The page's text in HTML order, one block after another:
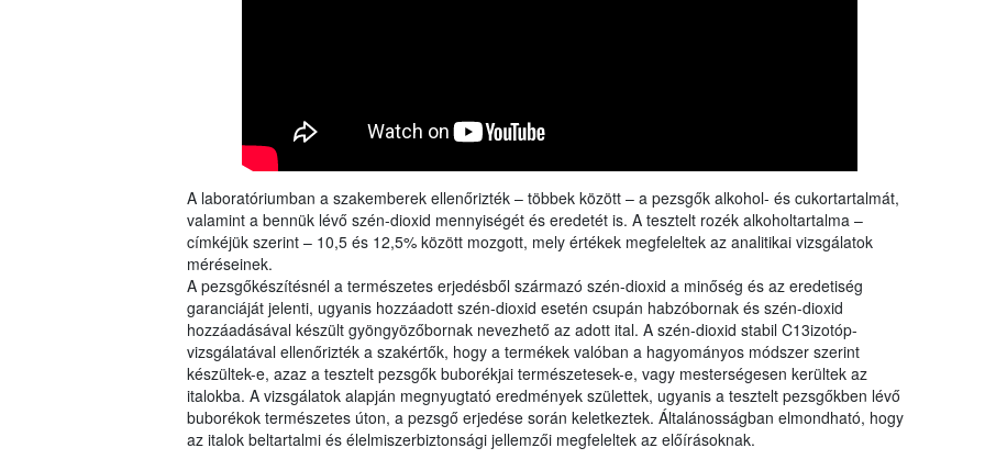
A laboratóriumban a szakemberek ellenőrizték – többek között – a pezsgők alkohol- és cukortartalmát,
valamint a bennük lévő szén-dioxid mennyiségét és eredetét is. A tesztelt rozék alkoholtartalma –
címkéjük szerint – 10,5 és 12,5% között mozgott, mely értékek megfeleltek az analitikai vizsgálatok
méréseinek.
A pezsgőkészítésnél a természetes erjedésből származó szén-dioxid a minőség és az eredetiség
garanciáját jelenti, ugyanis hozzáadott szén-dioxid esetén csupán habzóbornak és szén-dioxid
hozzáadásával készült gyöngyözőbornak nevezhető az adott ital. A szén-dioxid stabil C13izotóp-
vizsgálatával ellenőrizték a szakértők, hogy a termékek valóban a hagyományos módszer szerint
készültek-e, azaz a tesztelt pezsgők buborékjai természetesek-e, vagy mesterségesen kerültek az
italokba. A vizsgálatok alapján megnyugtató eredmények születtek, ugyanis a tesztelt pezsgőkben lévő
buborékok természetes úton, a pezsgő erjedése során keletkeztek. Általánosságban elmondható, hogy
az italok beltartalmi és élelmiszerbiztonsági jellemzői megfeleltek az előírásoknak.